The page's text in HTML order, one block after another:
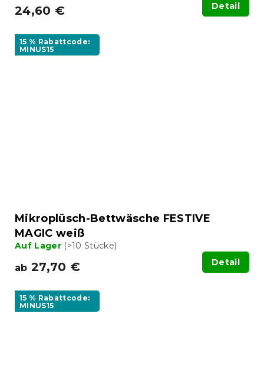
24,60 € Detail
15 % Rabattcode:
MINUS15
Mikroplüsch-Bettwäsche FESTIVE
MAGIC weiß
Auf Lager (>10 Stücke)
ab 27,70 € Detail
15 % Rabattcode:
MINUS15